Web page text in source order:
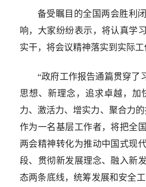
备受瞩目的全国两会胜利
响，大家纷纷表示，将认真学
实干，将会议精神落实到实际
“政府工作报告通篇贯穿了
思想、新理念，追求卓越，加
力、激活力、增实力、聚合力
作为一名基层工作者，将把全
两会精神转化为推动中国式现
段、贯彻新发展理念、融入新
态两条底线，统筹发展和安全